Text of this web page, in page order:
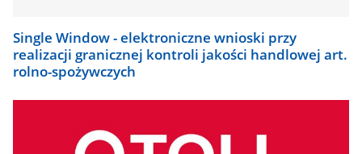
Single Window - elektroniczne wnioski przy
realizacji granicznej kontroli jakości handlowej art.
rolno-spożywczych